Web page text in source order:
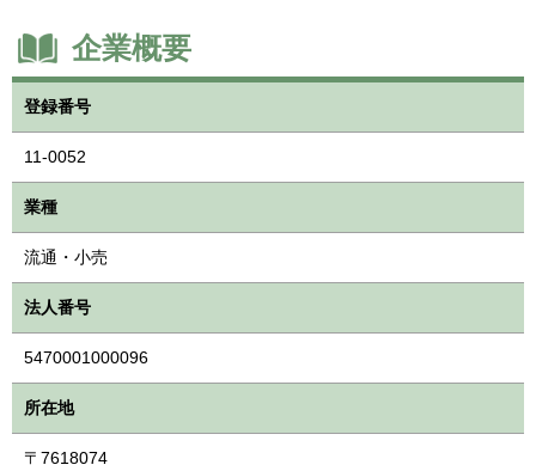
企業概要
登録番号
11-0052
業種
流通・小売
法人番号
5470001000096
所在地
〒7618074